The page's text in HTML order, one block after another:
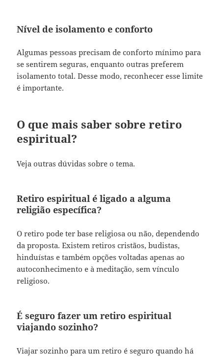
Nível de isolamento e conforto
Algumas pessoas precisam de conforto mínimo para
se sentirem seguras, enquanto outras preferem
isolamento total. Desse modo, reconhecer esse limite
é importante.
O que mais saber sobre retiro
espiritual?
Veja outras dúvidas sobre o tema.
Retiro espiritual é ligado a alguma
religião específica?
O retiro pode ter base religiosa ou não, dependendo
da proposta. Existem retiros cristãos, budistas,
hinduístas e também opções voltadas apenas ao
autoconhecimento e à meditação, sem vínculo
religioso.
É seguro fazer um retiro espiritual
viajando sozinho?
Viajar sozinho para um retiro é seguro quando há